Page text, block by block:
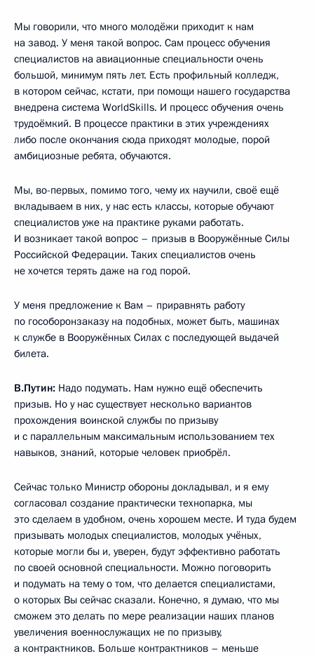
Мы говорили, что много молодёжи приходит к нам
на завод. У меня такой вопрос. Сам процесс обучения
специалистов на авиационные специальности очень
большой, минимум пять лет. Есть профильный колледж,
в котором сейчас, кстати, при помощи нашего государства
внедрена система WorldSkills. И процесс обучения очень
трудоёмкий. В процессе практики в этих учреждениях
либо после окончания сюда приходят молодые, порой
амбициозные ребята, обучаются.
Мы, во-первых, помимо того, чему их научили, своё ещё
вкладываем в них, у нас есть классы, которые обучают
специалистов уже на практике руками работать.
И возникает такой вопрос – призыв в Вооружённые Силы
Российской Федерации. Таких специалистов очень
не хочется терять даже на год порой.
У меня предложение к Вам – приравнять работу
по гособоронзаказу на подобных, может быть, машинах
к службе в Вооружённых Силах с последующей выдачей
билета.
В.Путин: Надо подумать. Нам нужно ещё обеспечить
призыв. Но у нас существует несколько вариантов
прохождения воинской службы по призыву
и с параллельным максимальным использованием тех
навыков, знаний, которые человек приобрёл.
Сейчас только Министр обороны докладывал, и я ему
согласовал создание практически технопарка, мы
это сделаем в удобном, очень хорошем месте. И туда будем
призывать молодых специалистов, молодых учёных,
которые могли бы и, уверен, будут эффективно работать
по своей основной специальности. Можно поговорить
и подумать на тему о том, что делается специалистами,
о которых Вы сейчас сказали. Конечно, я думаю, что мы
сможем это делать по мере реализации наших планов
увеличения военнослужащих не по призыву,
а контрактников. Больше контрактников – меньше